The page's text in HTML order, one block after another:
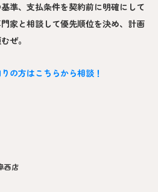
準、支払条件を契約前に明確にして
家と相談して優先順位を決め、計画
ぜ。
の方はこちらから相談！
西店